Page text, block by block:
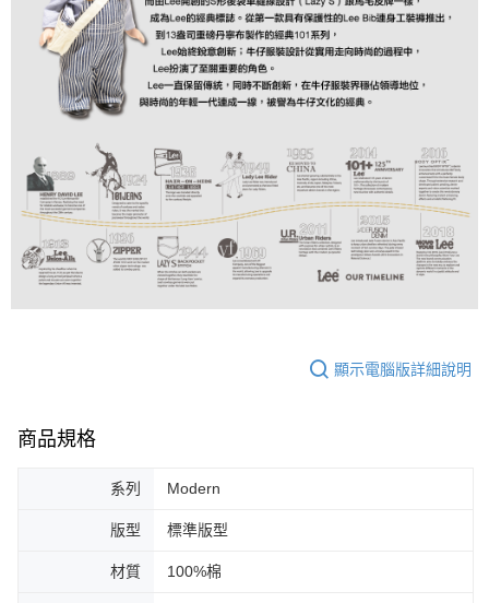
顯示電腦版詳細說明
商品規格
系列 Modern
版型 標準版型
材質 100%棉